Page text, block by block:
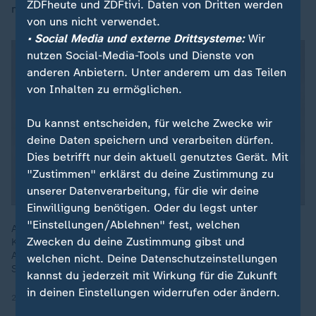
mich", sagte Penelope Zilliox, eine Besucherin.
Abramovic ist Mitbegründerin der Performance Art, sie vereint
Kunst und Künstlerin in ihrem Werk. Die Retrospektive in der
Albertina Modern gibt Einblicke in ihr außergewöhnliches
Schaffen.
21.11.2025 | 2:11 min
ZDFheute und ZDFtivi. Daten von Dritten werden
von uns nicht verwendet.
• Social Media und externe Drittsysteme:Wir
nutzen Social-Media-Tools und Dienste von
anderen Anbietern. Unter anderem um das Teilen
von Inhalten zu ermöglichen.
Du kannst entscheiden, für welche Zwecke wir
deine Daten speichern und verarbeiten dürfen.
Dies betrifft nur dein aktuell genutztes Gerät. Mit
"Zustimmen" erklärst du deine Zustimmung zu
unserer Datenverarbeitung, für die wir deine
Einwilligung benötigen. Oder du legst unter
"Einstellungen/Ablehnen" fest, welchen
Zwecken du deine Zustimmung gibst und
welchen nicht. Deine Datenschutzeinstellungen
kannst du jederzeit mit Wirkung für die Zukunft
in deinen Einstellungen widerrufen oder ändern.